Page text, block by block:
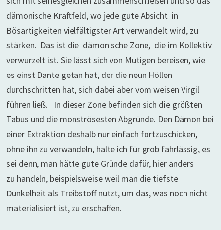
dämonische Kraftfeld, wo jede gute Absicht in
Bösartigkeiten vielfältigster Art verwandelt wird, zu
stärken. Das ist die dämonische Zone, die im Kollektiv
verwurzelt ist. Sie lässt sich von Mutigen bereisen, wie
es einst Dante getan hat, der die neun Höllen
durchschritten hat, sich dabei aber vom weisen Virgil
führen ließ. In dieser Zone befinden sich die größten
Tabus und die monströsesten Abgründe. Den Dämon bei
einer Extraktion deshalb nur einfach fortzuschicken,
ohne ihn zu verwandeln, halte ich für grob fahrlässig, es
sei denn, man hätte gute Gründe dafür, hier anders
zu handeln, beispielsweise weil man die tiefste
Dunkelheit als Treibstoff nutzt, um das, was noch nicht
materialisiert ist, zu erschaffen.